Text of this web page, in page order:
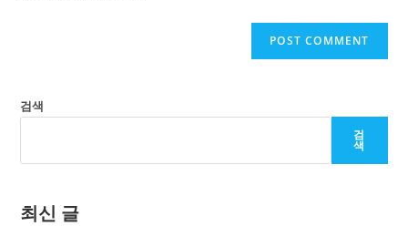
검색
검
색
최신 글